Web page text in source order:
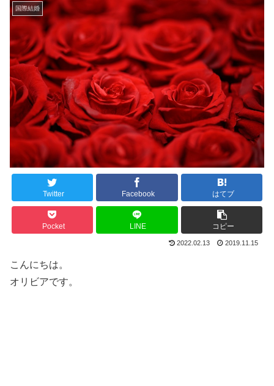
国際結婚
Twitter Facebook はてブ
Pocket LINE コピー
2022.02.13 2019.11.15
こんにちは。
オリビアです。